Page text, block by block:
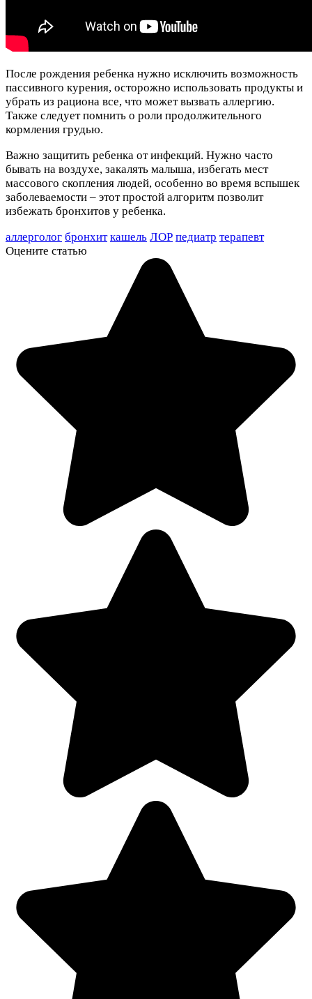
После рождения ребенка нужно исключить возможность
пассивного курения, осторожно использовать продукты и
убрать из рациона все, что может вызвать аллергию.
Также следует помнить о роли продолжительного
кормления грудью.
Важно защитить ребенка от инфекций. Нужно часто
бывать на воздухе, закалять малыша, избегать мест
массового скопления людей, особенно во время вспышек
заболеваемости – этот простой алгоритм позволит
избежать бронхитов у ребенка.
аллерголог бронхит кашель ЛОР педиатр терапевт
Оцените статью